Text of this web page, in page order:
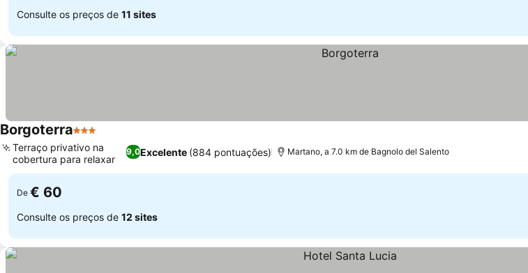
Consulte os preços de 11 sites
Borgoterra3 Estrelas
9,0Excelente (884 pontuações)
Terraço privativo na
cobertura para relaxar
Martano, a 7.0 km de Bagnolo del Salento
De € 60
Consulte os preços de 12 sites